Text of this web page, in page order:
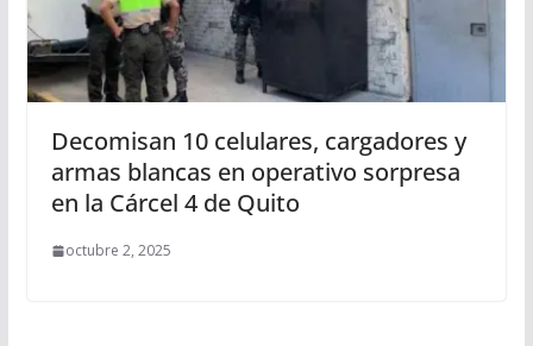
Decomisan 10 celulares, cargadores y
armas blancas en operativo sorpresa
en la Cárcel 4 de Quito
octubre 2, 2025